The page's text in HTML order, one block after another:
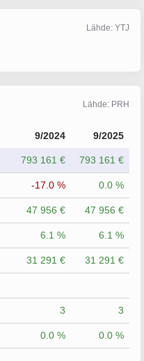
Lähde: YTJ
Lähde: PRH
9/2024 9/2025
793 161 € 793 161 €
-17.0 % 0.0 %
47 956 € 47 956 €
6.1 % 6.1 %
31 291 € 31 291 €
3 3
0.0 %
0.0 %